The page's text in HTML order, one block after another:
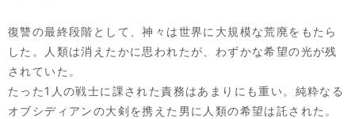
復讐の最終段階として、神々は世界に大規模な荒廃をもたら
した。人類は消えたかに思われたが、わずかな希望の光が残
されていた。
たった1人の戦士に課された責務はあまりにも重い。純粋なる
オブシディアンの大剣を携えた男に人類の希望は託された。